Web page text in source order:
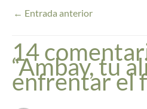
← Entrada anterior
14
“Ambay, tu
enfrentar el